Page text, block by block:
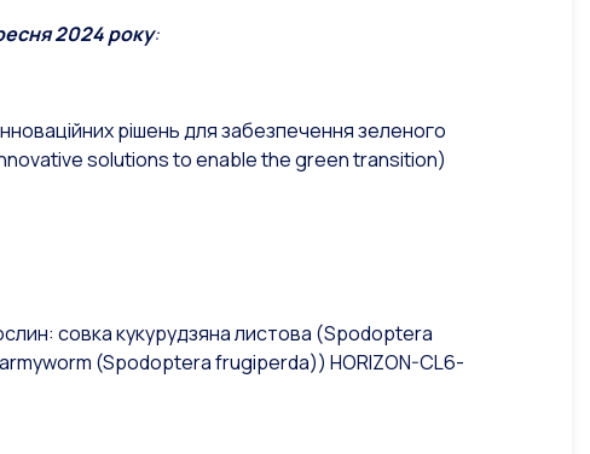
2024 року:
рішень для забезпечення зеленого
solutions to enable the green transition)
совка кукурудзяна листова (Spodoptera
(Spodoptera frugiperda)) HORIZON-CL6-